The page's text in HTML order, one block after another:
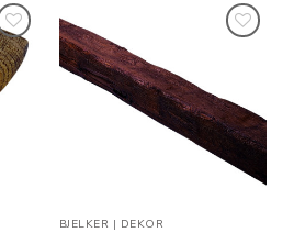
til
ønskeliste
BJELKER | DEKOR